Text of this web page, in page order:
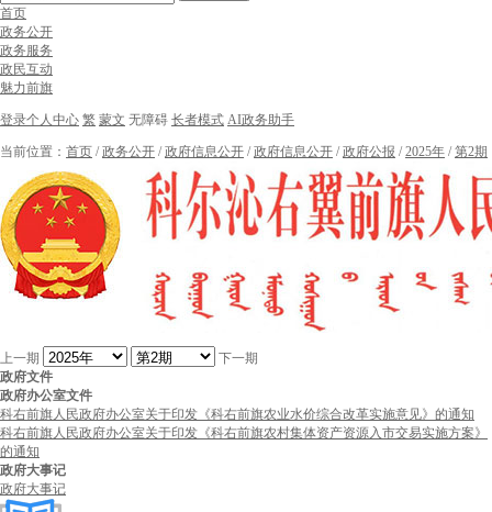
首页
政务公开
政务服务
政民互动
魅力前旗
登录个人中心 繁 蒙文 无障碍 长者模式 AI政务助手
当前位置： 首页 /政务公开 /政府信息公开 /政府信息公开 /政府公报 /2025年 /第2期
上一期
下一期
政府文件
政府办公室文件
科右前旗人民政府办公室关于印发《科右前旗农业水价综合改革实施意见》的通知
科右前旗人民政府办公室关于印发《科右前旗农村集体资产资源入市交易实施方案》
的通知
政府大事记
政府大事记